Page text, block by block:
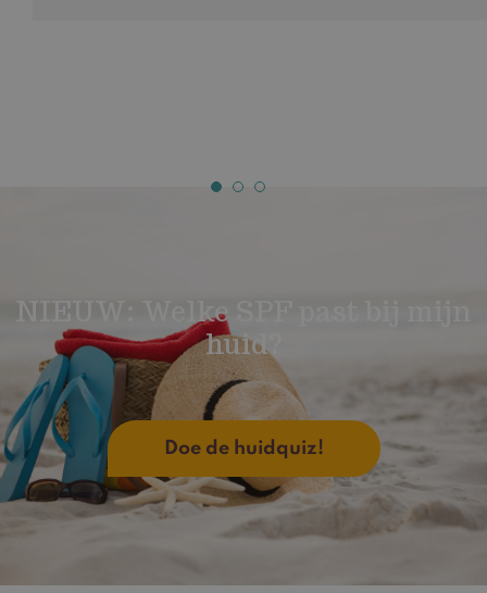
NIEUW: Welke SPF past bij mijn
huid?
Doe de huidquiz!